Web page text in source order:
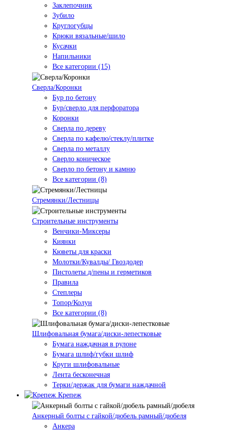
Заклепочник
Зубило
Круглогубцы
Крюки вязальные/шило
Кусачки
Напильники
Все категории (15)
Сверла/Коронки
Бур по бетону
Бур/сверло для перфоратора
Коронки
Сверла по дереву
Сверла по кафелю/стеклу/плитке
Сверла по металлу
Сверло коническое
Сверло по бетону и камню
Все категории (8)
Стремянки/Лестницы
Строительные инструменты
Венчики-Миксеры
Киянки
Кюветы для краски
Молотки/Кувалды/ Гвоздодер
Пистолеты д/пены и герметиков
Правила
Степлеры
Топор/Колун
Все категории (8)
Шлифовальная бумага/диски-лепестковые
Бумага наждачная в рулоне
Бумага шлиф/губки шлиф
Круги шлифовальные
Лента бесконечная
Терки/держак для бумаги наждачной
Крепеж
Анкерный болты с гайкой/дюбель рамный/дюбеля
Анкера